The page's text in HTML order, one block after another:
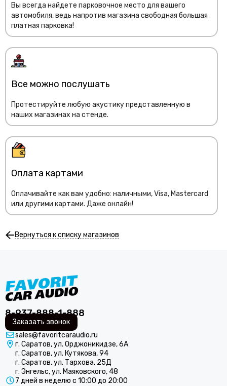
Вы всегда найдете парковочное место для вашего
автомобиля, ведь напротив магазина свободная большая
платная парковка!
Все можно послушать
Протестируйте любую акустику представленную в
наших магазинах на стенде.
Оплата картами
Оплачивайте как вам удобно: наличными, Visa, Mastercard
или другими картами. Даже онлайн!
Вернуться к списку магазинов
8-937-888-1-888
Заказать звонок
sales@favoritcaraudio.ru
г. Саратов, ул. Орджоникидзе, 6А
г. Саратов, ул. Кутякова, 94
г. Саратов, ул. Тархова, 25Д
г. Энгельс, ул. Маяковского, 48
7 дней в неделю с 10:00 до 20:00